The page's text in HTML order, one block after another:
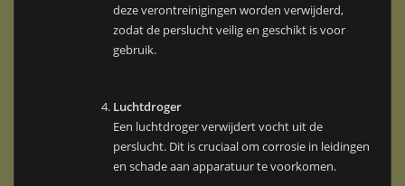
deze verontreinigingen worden verwijderd,
zodat de perslucht veilig en geschikt is voor
gebruik.
Luchtdroger
Een luchtdroger verwijdert vocht uit de
perslucht. Dit is cruciaal om corrosie in leidingen
en schade aan apparatuur te voorkomen.